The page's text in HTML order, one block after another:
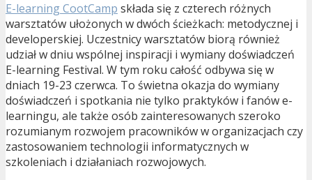
E-learning CootCamp składa się z czterech różnych
warsztatów ułożonych w dwóch ścieżkach: metodycznej i
developerskiej. Uczestnicy warsztatów biorą również
udział w dniu wspólnej inspiracji i wymiany doświadczeń
E-learning Festival. W tym roku całość odbywa się w
dniach 19-23 czerwca. To świetna okazja do wymiany
doświadczeń i spotkania nie tylko praktyków i fanów e-
learningu, ale także osób zainteresowanych szeroko
rozumianym rozwojem pracowników w organizacjach czy
zastosowaniem technologii informatycznych w
szkoleniach i działaniach rozwojowych.